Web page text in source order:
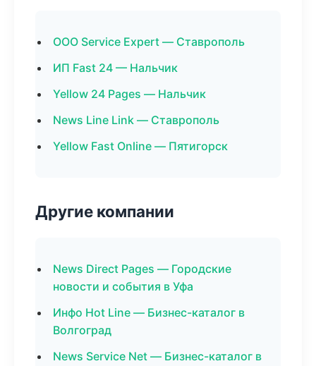
ООО Service Expert — Ставрополь
ИП Fast 24 — Нальчик
Yellow 24 Pages — Нальчик
News Line Link — Ставрополь
Yellow Fast Online — Пятигорск
Другие компании
News Direct Pages — Городские
новости и события в Уфа
Инфо Hot Line — Бизнес-каталог в
Волгоград
News Service Net — Бизнес-каталог в